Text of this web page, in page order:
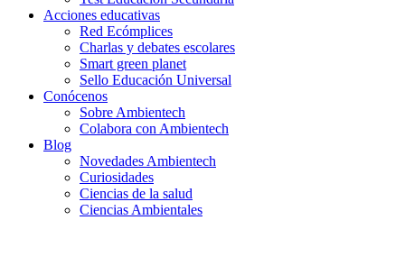
Acciones educativas
Red Ecómplices
Charlas y debates escolares
Smart green planet
Sello Educación Universal
Conócenos
Sobre Ambientech
Colabora con Ambientech
Blog
Novedades Ambientech
Curiosidades
Ciencias de la salud
Ciencias Ambientales